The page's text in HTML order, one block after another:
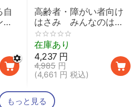
自
プ
高齢者・障がい者向け
はさみ みんなのはさ
みmimi
在庫あり
4,985 円
4,237 円
(4,661 円 税込)
もっと見る